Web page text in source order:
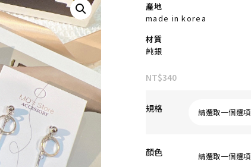
產地
made in korea
材質
純銀
NT$340
規格
顏色